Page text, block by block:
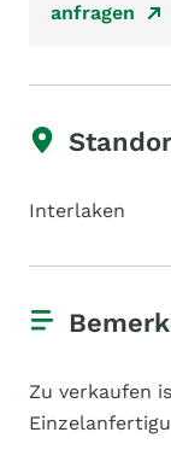
anfragen
Interlaken
Zu verkaufen